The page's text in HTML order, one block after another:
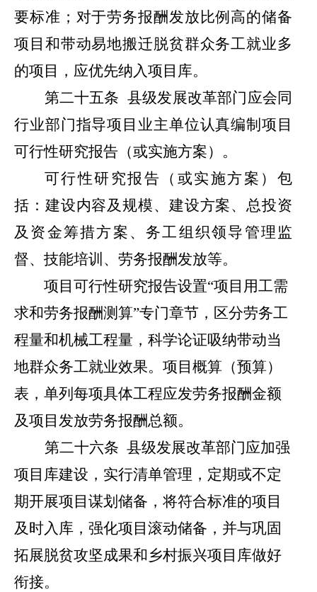
要标准；对于劳务报酬发放比例高的储备
项目和带动易地搬迁脱贫群众务工就业多
的项目，应优先纳入项目库。
第二十五条 县级发展改革部门应会同
行业部门指导项目业主单位认真编制项目
可行性研究报告（或实施方案）。
可行性研究报告（或实施方案）包
括：建设内容及规模、建设方案、总投资
及资金筹措方案、务工组织领导管理监
督、技能培训、劳务报酬发放等。
项目可行性研究报告设置“项目用工需
求和劳务报酬测算”专门章节，区分劳务工
程量和机械工程量，科学论证吸纳带动当
地群众务工就业效果。项目概算（预算）
表，单列每项具体工程应发劳务报酬金额
及项目发放劳务报酬总额。
第二十六条 县级发展改革部门应加强
项目库建设，实行清单管理，定期或不定
期开展项目谋划储备，将符合标准的项目
及时入库，强化项目滚动储备，并与巩固
拓展脱贫攻坚成果和乡村振兴项目库做好
衔接。